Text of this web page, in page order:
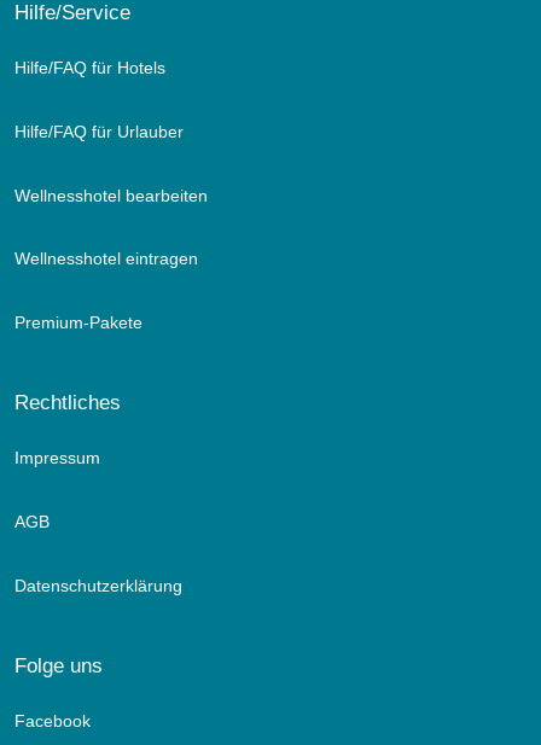
Hilfe/Service
Hilfe/FAQ für Hotels
Hilfe/FAQ für Urlauber
Wellnesshotel bearbeiten
Wellnesshotel eintragen
Premium-Pakete
Rechtliches
Impressum
AGB
Datenschutzerklärung
Folge uns
Facebook